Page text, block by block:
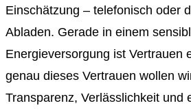
Einschätzung – telefonisch oder
Abladen. Gerade in einem
Energieversorgung ist Vertrauen
genau dieses Vertrauen wollen
Transparenz, Verlässlichkeit und